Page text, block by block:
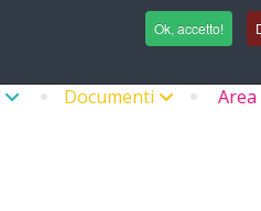
Ok, accetto!
Documenti